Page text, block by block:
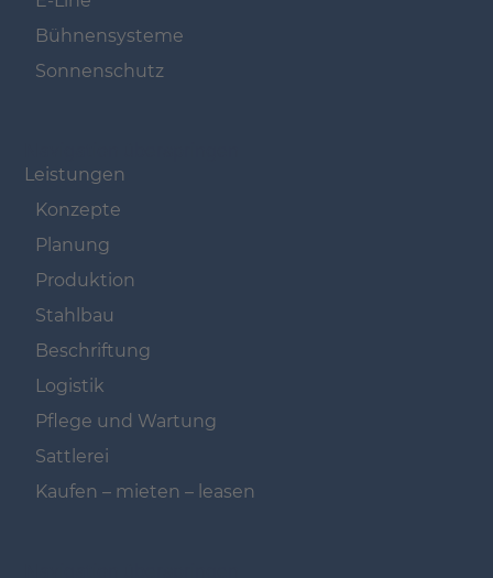
Bühnensysteme
Sonnenschutz
Leistungen
Konzepte
Planung
Produktion
Stahlbau
Beschriftung
Logistik
Pflege und Wartung
Sattlerei
Kaufen – mieten – leasen